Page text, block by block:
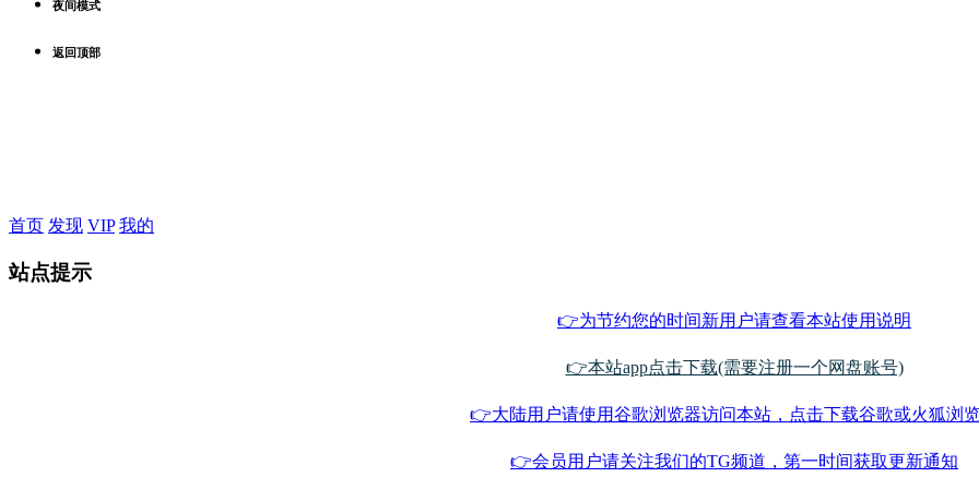
夜间模式
返回顶部
首页 发现 VIP 我的
站点提示
👉为节约您的时间新用户请查看本站使用说明
👉本站app点击下载(需要注册一个网盘账号)
👉大陆用户请使用谷歌浏览器访问本站，点击下载谷歌或火狐浏
👉会员用户请关注我们的TG频道，第一时间获取更新通知